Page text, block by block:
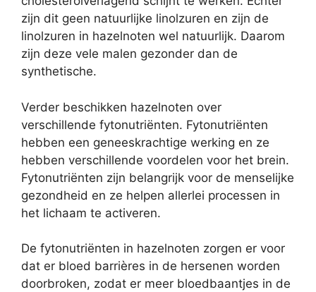
zijn dit geen natuurlijke linolzuren en zijn de
linolzuren in hazelnoten wel natuurlijk. Daarom
zijn deze vele malen gezonder dan de
synthetische.
Verder beschikken hazelnoten over
verschillende fytonutriënten. Fytonutriënten
hebben een geneeskrachtige werking en ze
hebben verschillende voordelen voor het brein.
Fytonutriënten zijn belangrijk voor de menselijke
gezondheid en ze helpen allerlei processen in
het lichaam te activeren.
De fytonutriënten in hazelnoten zorgen er voor
dat er bloed barrières in de hersenen worden
doorbroken, zodat er meer bloedbaantjes in de